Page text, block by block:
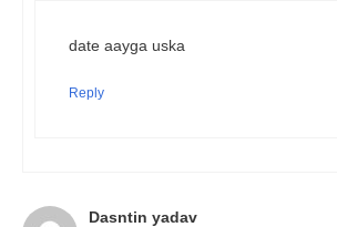
date aayga uska
Reply
Dasntin yadav